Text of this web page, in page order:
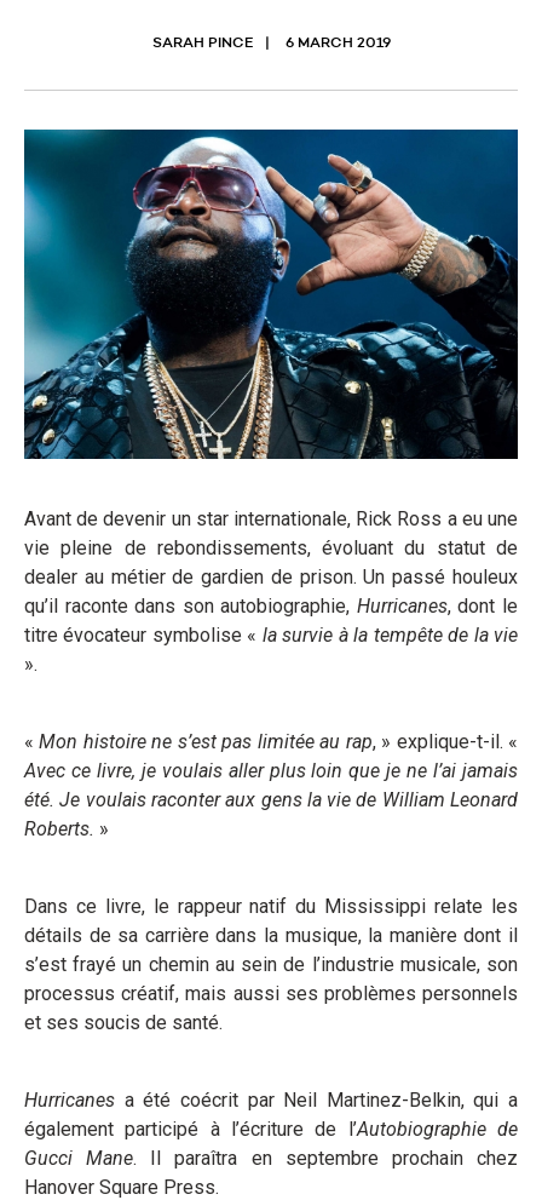
SARAH PINCE 6 MARCH 2019
Avant de devenir un star internationale, Rick Ross a eu une
vie pleine de rebondissements, évoluant du statut de
dealer au métier de gardien de prison. Un passé houleux
qu’il raconte dans son autobiographie, Hurricanes, dont le
titre évocateur symbolise « la survie à la tempête de la vie
».
«Mon histoire ne s’est pas limitée au rap, » explique-t-il. «
Avec ce livre, je voulais aller plus loin que je ne l’ai jamais
été. Je voulais raconter aux gens la vie de William Leonard
Roberts. »
Dans ce livre, le rappeur natif du Mississippi relate les
détails de sa carrière dans la musique, la manière dont il
s’est frayé un chemin au sein de l’industrie musicale, son
processus créatif, mais aussi ses problèmes personnels
et ses soucis de santé.
Hurricanes a été coécrit par Neil Martinez-Belkin, qui a
également participé à l’écriture de l’Autobiographie de
Gucci Mane. Il paraîtra en septembre prochain chez
Hanover Square Press.